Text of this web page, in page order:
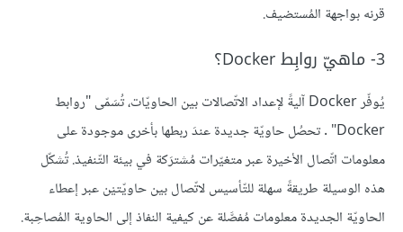
قرنه بواجهة المُستضيف.
3- ماهيّ روابِط Docker؟
يُوفّر Docker آليةً لإعداد الاتّصالات بين الحاويّات، تُسَمّى "روابط
Docker" . تحصُل حاويّة جديدة عندَ ربطها بأخرى موجودة على
معلومات اتّصال الأخيرة عبر متغيّرات مُشترَكة في بيئة التّنفيذ. تُشكّل
هذه الوسيلة طريقةً سهلة للتّأسيس لاتّصال بين حاويّتيْن عبر إعطاء
الحاويّة الجديدة معلومات مُفصَّلة عن كيفية النفاذ إلى الحاوية المُصاحِبة.